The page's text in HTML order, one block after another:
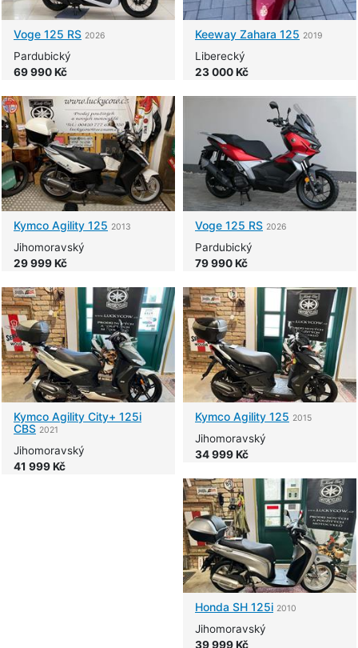
Voge 125 RS 2026
Pardubický
69 990 Kč
Keeway Zahara 125 2019
Liberecký
23 000 Kč
Kymco Agility 125 2013
Jihomoravský
29 999 Kč
Voge 125 RS 2026
Pardubický
79 990 Kč
Kymco Agility City+ 125i
CBS 2021
Jihomoravský
41 999 Kč
Kymco Agility 125 2015
Jihomoravský
34 999 Kč
Honda SH 125i 2010
Jihomoravský
39 999 Kč